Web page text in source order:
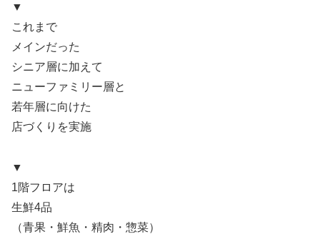
▼
これまで
メインだった
シニア層に加えて
ニューファミリー層と
若年層に向けた
店づくりを実施
▼
1階フロアは
生鮮4品
（青果・鮮魚・精肉・惣菜）